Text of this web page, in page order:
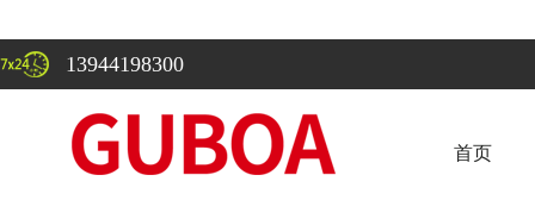
13944198300
首页